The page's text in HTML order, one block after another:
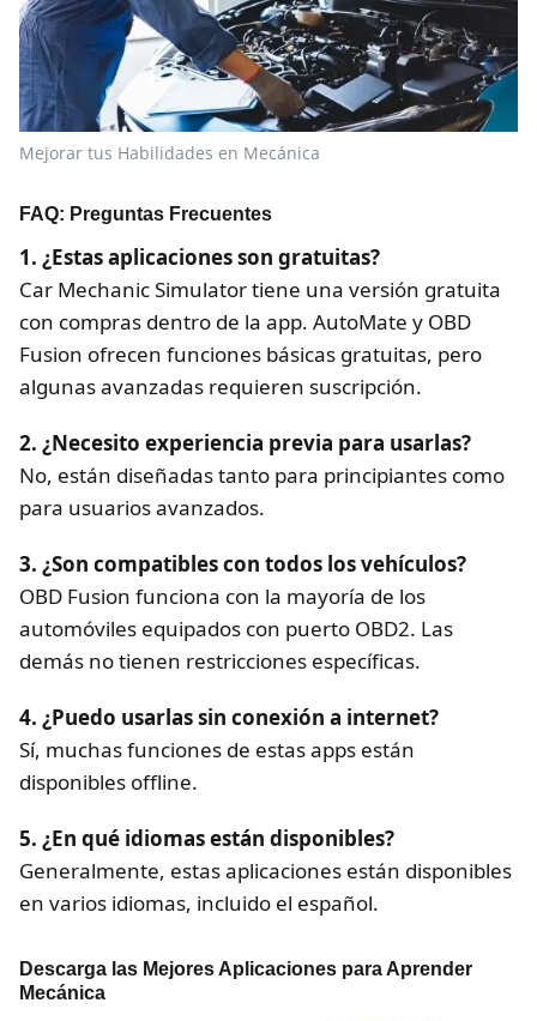
Mejorar tus Habilidades en Mecánica
FAQ: Preguntas Frecuentes
1. ¿Estas aplicaciones son gratuitas?
Car Mechanic Simulator tiene una versión gratuita
con compras dentro de la app. AutoMate y OBD
Fusion ofrecen funciones básicas gratuitas, pero
algunas avanzadas requieren suscripción.
2. ¿Necesito experiencia previa para usarlas?
No, están diseñadas tanto para principiantes como
para usuarios avanzados.
3. ¿Son compatibles con todos los vehículos?
OBD Fusion funciona con la mayoría de los
automóviles equipados con puerto OBD2. Las
demás no tienen restricciones específicas.
4. ¿Puedo usarlas sin conexión a internet?
Sí, muchas funciones de estas apps están
disponibles offline.
5. ¿En qué idiomas están disponibles?
Generalmente, estas aplicaciones están disponibles
en varios idiomas, incluido el español.
Descarga las Mejores Aplicaciones para Aprender
Mecánica